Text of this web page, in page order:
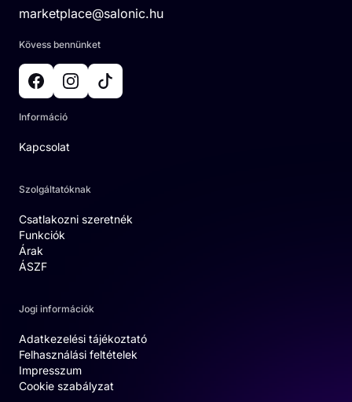
marketplace@salonic.hu
Kövess bennünket
Információ
Kapcsolat
Szolgáltatóknak
Csatlakozni szeretnék
Funkciók
Árak
ÁSZF
Jogi információk
Adatkezelési tájékoztató
Felhasználási feltételek
Impresszum
Cookie szabályzat